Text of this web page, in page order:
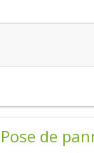
Pose de